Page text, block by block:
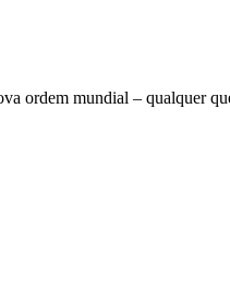
ordem mundial – qualquer